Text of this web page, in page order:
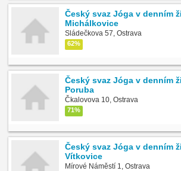
Český svaz Jóga v denním
Michálkovice
Sládečkova 57, Ostrava
62%
Český svaz Jóga v denním
Poruba
Čkalovova 10, Ostrava
71%
Český svaz Jóga v denním
Vítkovice
Mírové Náměstí 1, Ostrava